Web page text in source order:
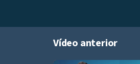
Vídeo anterior